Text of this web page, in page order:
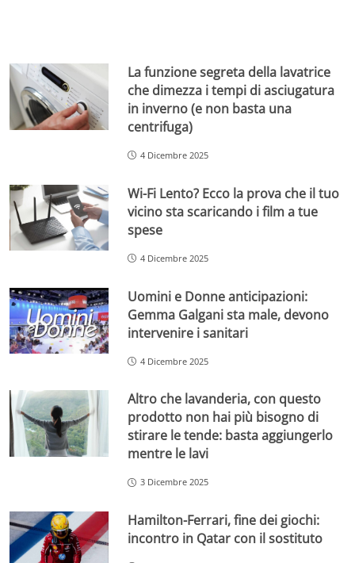
La funzione segreta della lavatrice
che dimezza i tempi di asciugatura
in inverno (e non basta una
centrifuga)
4 Dicembre 2025
Wi-Fi Lento? Ecco la prova che il tuo
vicino sta scaricando i film a tue
spese
4 Dicembre 2025
Uomini e Donne anticipazioni:
Gemma Galgani sta male, devono
intervenire i sanitari
4 Dicembre 2025
Altro che lavanderia, con questo
prodotto non hai più bisogno di
stirare le tende: basta aggiungerlo
mentre le lavi
3 Dicembre 2025
Hamilton-Ferrari, fine dei giochi:
incontro in Qatar con il sostituto